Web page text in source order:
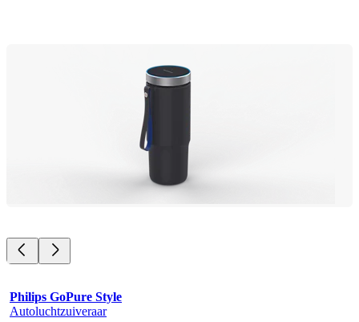
Philips GoPure Style
Autoluchtzuiveraar